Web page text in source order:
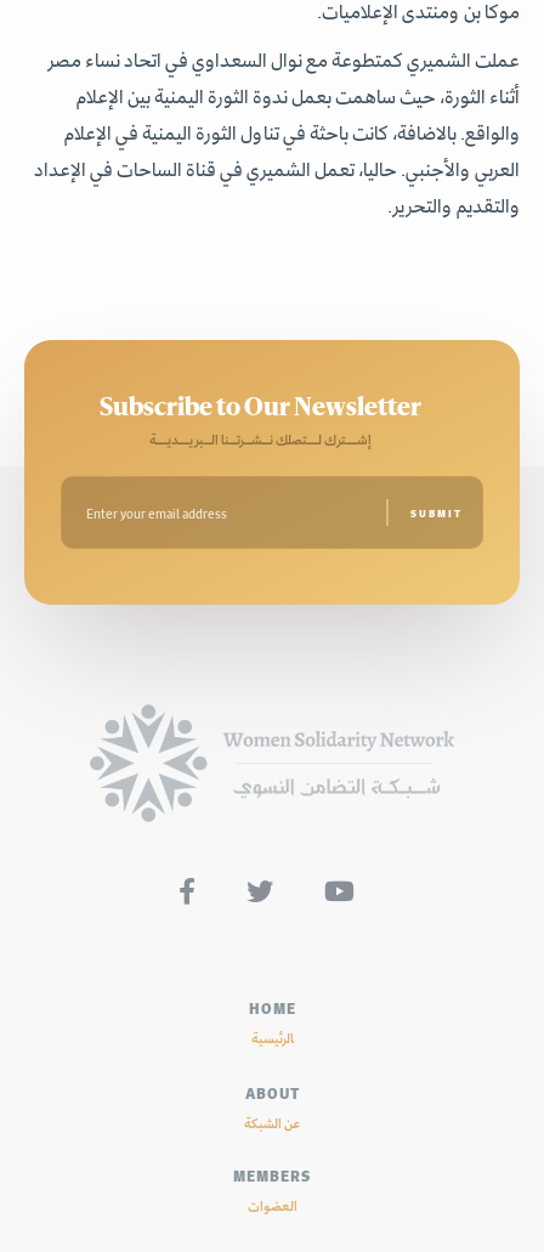
موكا بن ومنتدى الإعلاميات.
عملت الشميري كمتطوعة مع نوال السعداوي في اتحاد نساء مصر
أثناء الثورة، حيث ساهمت بعمل ندوة الثورة اليمنية بين الإعلام
والواقع. بالاضافة، كانت باحثة في تناول الثورة اليمنية في الإعلام
العربي والأجنبي. حاليا، تعمل الشميري في قناة الساحات في الإعداد
والتقديم والتحرير.
Subscribe to Our Newsletter
إشـــترك لـــتصلك نــشــرتــنا الــبريـــديـــة
  
HOME
الرئيسية
ABOUT
عن الشبكة
MEMBERS
العضوات